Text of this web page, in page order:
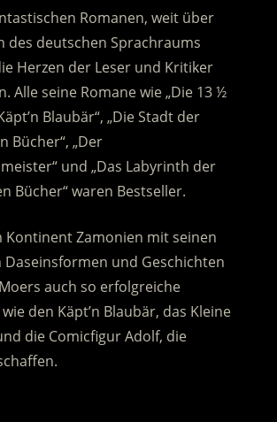
Romanen, weit über
des deutschen Sprachraums
Herzen der Leser und Kritiker
Alle seine Romane wie „Die 13 ½
Blaubär“, „Die Stadt der
Bücher“, „Der
und „Das Labyrinth der
Bücher“ waren Bestseller.
Kontinent Zamonien mit seinen
Daseinsformen und Geschichten
auch so erfolgreiche
den Käpt’n Blaubär, das Kleine
die Comicfigur Adolf, die